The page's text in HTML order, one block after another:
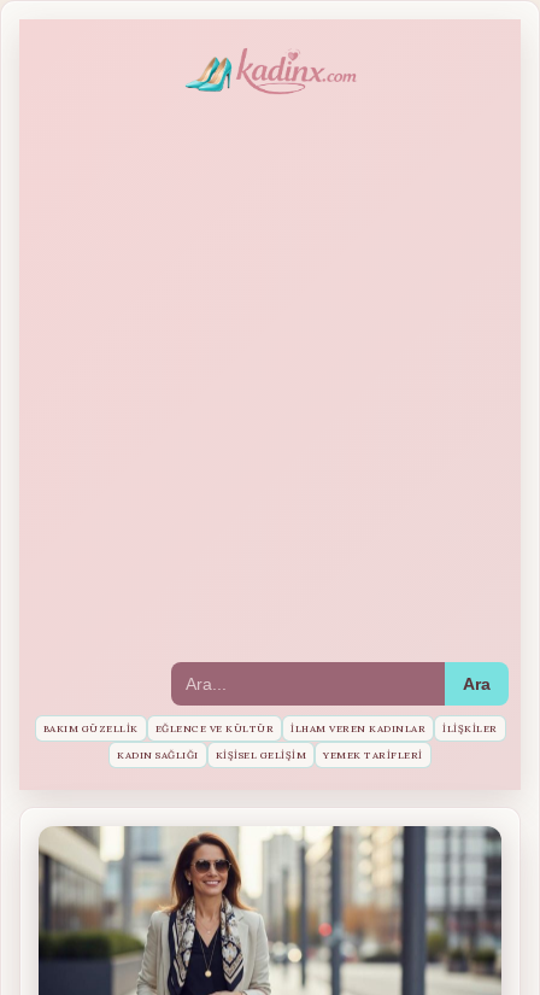
BAKIM GÜZELLIK EĞLENCE VE KÜLTÜR İLHAM VEREN KADINLAR İLIŞKILER
KADIN SAĞLIĞI KIŞISEL GELIŞIM YEMEK TARIFLERI
Ara